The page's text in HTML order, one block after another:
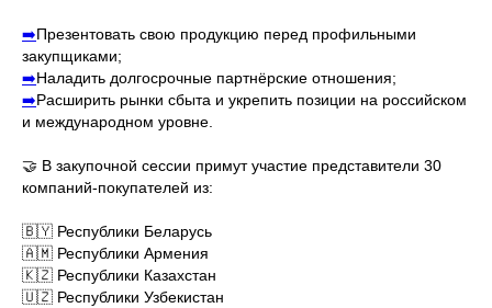
➡️Презентовать свою продукцию перед профильными
закупщиками;
➡️Наладить долгосрочные партнёрские отношения;
➡️Расширить рынки сбыта и укрепить позиции на российском
и международном уровне.
🤝 В закупочной сессии примут участие представители 30
компаний-покупателей из:
🇧🇾 Республики Беларусь
🇦🇲 Республики Армения
🇰🇿 Республики Казахстан
🇺🇿 Республики Узбекистан